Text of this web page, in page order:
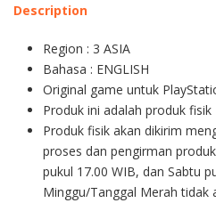
Description
Region : 3 ASIA
Bahasa : ENGLISH
Original game untuk
Produk ini adalah produk fisik
Produk fisik akan dikirim
proses dan pengirman
pukul 17.00 WIB, dan Sabtu
Minggu/Tanggal Merah tidak